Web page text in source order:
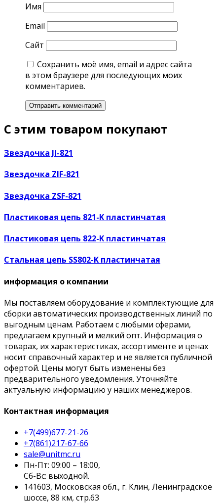
Имя
Email
Сайт
Сохранить моё имя, email и адрес сайта
в этом браузере для последующих моих
комментариев.
С этим товаром покупают
Звездочка JI-821
Звездочка ZIF-821
Звездочка ZSF-821
Пластиковая цепь 821-K пластинчатая
Пластиковая цепь 822-K пластинчатая
Стальная цепь SS802-K пластинчатая
информация о компании
Мы поставляем оборудование и комплектующие для
сборки автоматических производственных линий по
выгодным ценам. Работаем с любыми сферами,
предлагаем крупный и мелкий опт. Информация о
товарах, их характеристиках, ассортименте и ценах
носит справочный характер и не является публичной
офертой. Цены могут быть изменены без
предварительного уведомления. Уточняйте
актуальную информацию у наших менеджеров.
Контактная информация
+7(499)677-21-26
+7(861)217-67-66
sale@unitmc.ru
Пн-Пт: 09:00 – 18:00,
Сб-Вс: выходной.
141603, Московская обл., г. Клин, Ленинградское
шоссе, 88 км, стр.63